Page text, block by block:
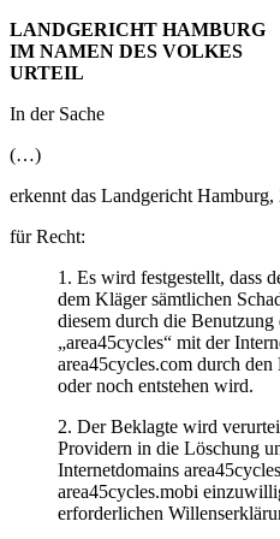
LANDGERICHT HAMBURG
IM NAMEN DES VOLKES
URTEIL
In der Sache
(…)
erkennt das Landgericht
für Recht:
1. Es wird festgestellt, dass
dem Kläger sämtlichen
diesem durch die Benutzung
„area45cycles“ mit der
area45cycles.com durch
oder noch entstehen wird.
2. Der Beklagte wird
Providern in die Löschung
Internetdomains
area45cycles.mobi
erforderlichen